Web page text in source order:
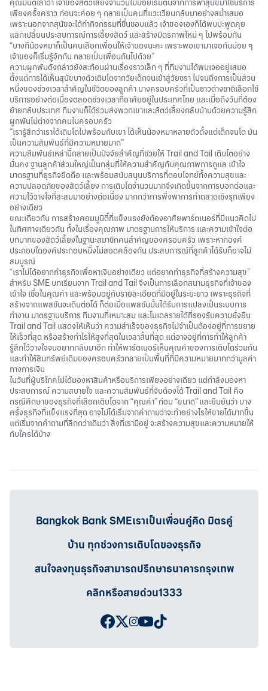
คุณมิ้นต์เล่าว่า เจ้าของสัตว์เลี้ยงจำนวนไม่น้อยเริ่มต้นจากการพาสุนัขมาใช้บริการ
เพียงครั้งคราว ก่อนจะค่อย ๆ กลายเป็นคนที่แวะเวียนกลับมาอย่างสม่ำเสมอ
เพราะนอกจากสุนัขจะได้ทำกิจกรรมที่ชื่นชอบแล้ว เจ้าของเองก็ได้พบปะพูดคุย
แลกเปลี่ยนประสบการณ์การเลี้ยงสัตว์ และสร้างมิตรภาพใหม่ ๆ ไปพร้อมกัน
“บางทีน้องหมาก็เป็นคนเลือกเพื่อนให้เจ้าของนะคะ เพราะพอเขามาเจอกันบ่อย ๆ
เจ้าของก็เริ่มรู้จักกัน กลายเป็นเพื่อนกันไปด้วย”
ความผูกพันดังกล่าวยังสะท้อนผ่านเรื่องราวเล็ก ๆ ที่ทีมงานได้พบเจออยู่เสมอ
ตั้งแต่การได้เห็นสุนัขบางตัวเติบโตจากวัยเด็กจนเข้าสู่วัยชรา ไปจนถึงการเป็นส่วน
หนึ่งของช่วงเวลาสำคัญในชีวิตของลูกค้า บางครอบครัวที่เป็นชาวต่างชาติเลือกใช้
บริการอย่างต่อเนื่องตลอดช่วงเวลาที่อาศัยอยู่ในประเทศไทย และเมื่อถึงวันที่ต้อง
ย้ายกลับประเทศ ทีมงานก็ได้ร่วมส่งพวกเขาและสัตว์เลี้ยงกลับบ้านด้วยความรู้สึก
ผูกพันไม่ต่างจากคนในครอบครัว
“เรารู้สึกว่าเราได้เติบโตไปพร้อมกับเขา ได้เห็นน้องหมาหลายตัวตั้งแต่เด็กจนโต มัน
เป็นความสัมพันธ์ที่มีความหมายมาก”
ความสัมพันธ์เหล่านี้กลายเป็นปัจจัยสำคัญที่ช่วยให้ Trail and Tail เติบโตอย่าง
มั่นคง ฐานลูกค้าส่วนใหญ่เป็นกลุ่มที่ให้ความสำคัญกับคุณภาพการดูแล เข้าใจ
มาตรฐานที่ธุรกิจยึดถือ และพร้อมสนับสนุนบริการที่ตอบโจทย์ทั้งความสุขและ
ความปลอดภัยของสัตว์เลี้ยง การเติบโตจำนวนมากจึงเกิดขึ้นจากการบอกต่อและ
ความไว้วางใจที่สะสมมาอย่างต่อเนื่อง มากกว่าการพึ่งพาการทำตลาดเชิงรุกเพียง
อย่างเดียว
ขณะเดียวกัน การสร้างคอมมูนิตี้ที่แข็งแรงยังต้องอาศัยพาร์ตเนอร์ที่มีแนวคิดไป
ในทิศทางเดียวกัน ทั้งในเรื่องคุณภาพ มาตรฐานการให้บริการ และความเข้าใจต่อ
บทบาทของสัตว์เลี้ยงในฐานะสมาชิกคนสำคัญของครอบครัว เพราะหากองค์
ประกอบใดองค์ประกอบหนึ่งไม่สอดคล้องกัน ประสบการณ์ที่ลูกค้าได้รับก็อาจไม่
สมบูรณ์
“เราไม่ได้อยากทำธุรกิจเพื่อหาเงินอย่างเดียว แต่อยากทำธุรกิจที่สร้างความสุข”
สำหรับ SME บทเรียนจาก Trail and Tail จึงเป็นการเลือกสนามธุรกิจที่เจ้าของ
เข้าใจ เชื่อในคุณค่า และพร้อมอยู่กับรายละเอียดที่มีอยู่ในระยะยาว เพราะธุรกิจที่
สร้างจากแพสชันจะเดินต่อได้ ก็ต่อเมื่อแพสชันนั้นได้รับการแปลงเป็นระบบการ
ทำงาน มาตรฐานบริการ ทีมงานที่เหมาะสม และโมเดลรายได้ที่รองรับความยั่งยืน
Trail and Tail แสดงให้เห็นว่า ความสำเร็จของธุรกิจไม่จำเป็นต้องอยู่ที่การขยาย
ให้เร็วที่สุด หรือสร้างกำไรให้สูงที่สุดในเวลาสั้นที่สุด แต่อาจอยู่ที่การทำให้ลูกค้า
รู้สึกไว้วางใจจนอยากกลับมาอีก ทำให้พาร์ตเนอร์เห็นคุณค่าของการเติบโตร่วมกัน
และทำให้สินทรัพย์เดิมของครอบครัวกลายเป็นพื้นที่ที่มีความหมายมากกว่ามูลค่า
ทางการเงิน
ในวันที่ผู้บริโภคไม่ได้มองหาสินค้าหรือบริการเพียงอย่างเดียว แต่กำลังมองหา
ประสบการณ์ ความสบายใจ และความสัมพันธ์ที่จับต้องได้ Trail and Tail คือ
กรณีศึกษาของธุรกิจที่เลือกเติบโตจาก “คุณค่า” ก่อน “ขนาด” และยืนยันว่า บาง
ครั้งธุรกิจที่แข็งแรงที่สุด อาจไม่ได้เริ่มจากคำถามว่าจะทำอย่างไรให้ขายได้มากขึ้น
แต่เริ่มจากคำถามที่ลึกกว่าเดิมว่า สิ่งที่เรามีอยู่ จะสร้างความสุขและความหมายให้
กับใครได้บ้าง
Bangkok Bank SMEเราเป็นเพื่อนคู่คิด มิตรคู่
บ้าน ทุกช่วงการเติบโตของธุรกิจ
สนใจลงทุนธุรกิจสามารถปรึกษาธนาคารกรุงเทพ
คลิกหรือสายด่วน1333